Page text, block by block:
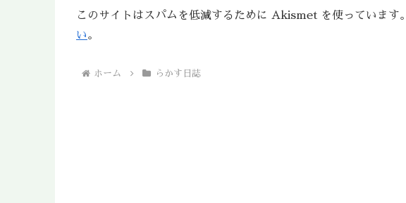
このサイトはスパムを低減するために Akismet を使っています。
い。
ホーム らかす日誌